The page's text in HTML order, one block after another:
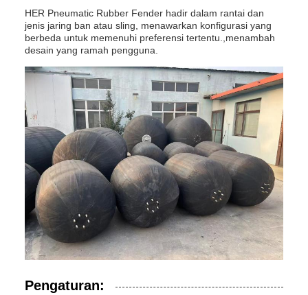
HER Pneumatic Rubber Fender hadir dalam rantai dan
jenis jaring ban atau sling, menawarkan konfigurasi yang
berbeda untuk memenuhi preferensi tertentu.,menambah
desain yang ramah pengguna.
Pengaturan: